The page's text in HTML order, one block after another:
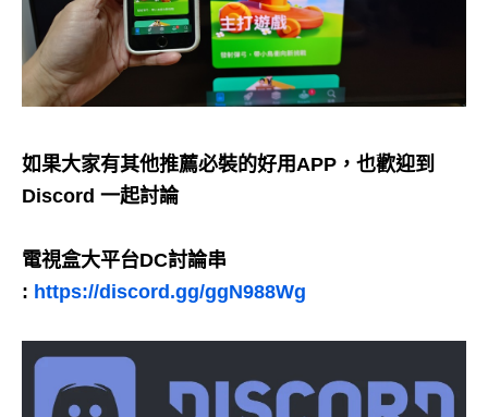
如果大家有其他推薦必裝的好用APP，也歡迎到
Discord 一起討論
電視盒大平台DC討論串
: https://discord.gg/ggN988Wg